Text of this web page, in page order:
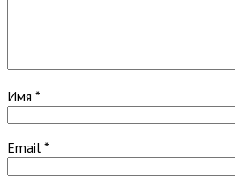
Имя *
Email *